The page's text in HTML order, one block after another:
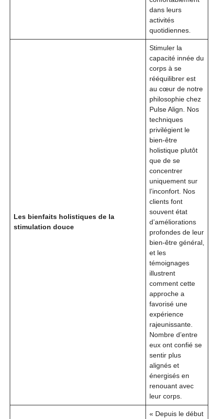
dans leurs
activités
quotidiennes.
Les bienfaits holistiques de la
stimulation douce
Stimuler la
capacité innée du
corps à se
rééquilibrer est
au cœur de notre
philosophie chez
Pulse Align. Nos
techniques
privilégient le
bien-être
holistique plutôt
que de se
concentrer
uniquement sur
l’inconfort. Nos
clients font
souvent état
d’améliorations
profondes de leur
bien-être général,
et les
témoignages
illustrent
comment cette
approche a
favorisé une
expérience
rajeunissante.
Nombre d’entre
eux ont confié se
sentir plus
alignés et
énergisés en
renouant avec
leur corps.
« Depuis le début